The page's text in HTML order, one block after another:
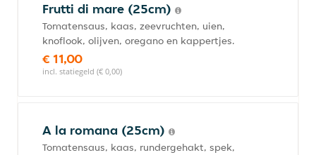
Frutti di mare (25cm)
Tomatensaus, kaas, zeevruchten, uien,
knoflook, olijven, oregano en kappertjes.
€ 11,00
incl. statiegeld (€ 0,00)
A la romana (25cm)
Tomatensaus, kaas, rundergehakt, spek,